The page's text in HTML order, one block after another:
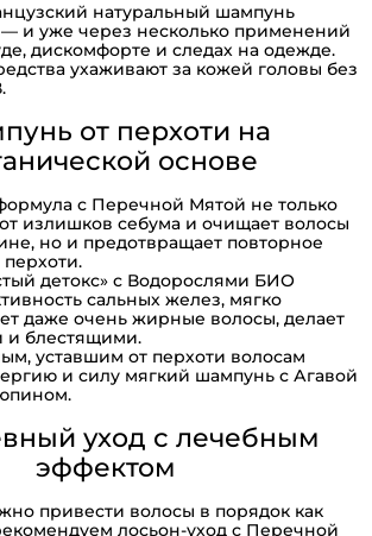
натуральный шампунь
— и уже через несколько применений
дискомфорте и следах на одежде.
ухаживают за кожей головы без
от перхоти на
основе
с Перечной Мятой не только
излишков себума и очищает волосы
но и предотвращает повторное
детокс» с Водорослями БИО
сальных желез, мягко
даже очень жирные волосы, делает
и блестящими.
уставшим от перхоти волосам
и силу мягкий шампунь с Агавой
уход с лечебным
эффектом
привести волосы в порядок как
лосьон-уход с Перечной